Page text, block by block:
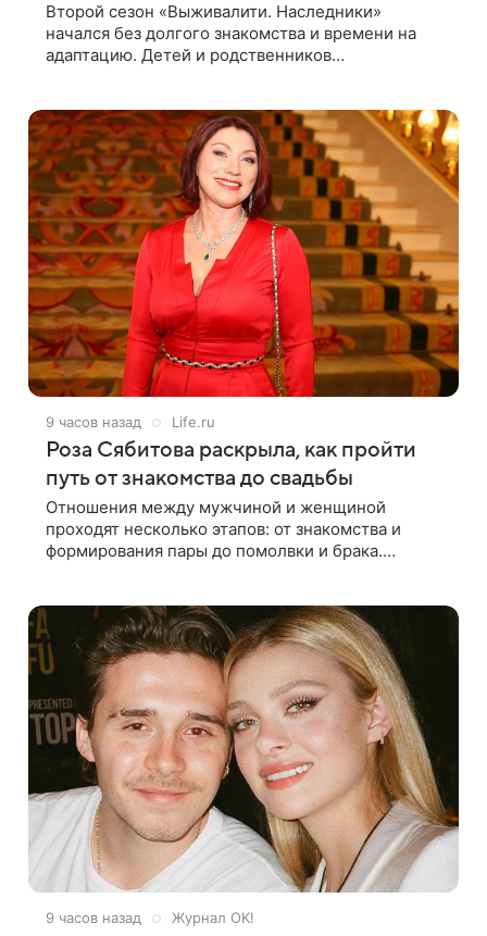
Второй сезон «Выживалити. Наследники»
начался без долгого знакомства и времени на
адаптацию. Детей и родственников
9 часов назад Life.ru
Роза Сябитова раскрыла, как пройти
путь от знакомства до свадьбы
Отношения между мужчиной и женщиной
проходят несколько этапов: от знакомства и
формирования пары до помолвки и брака.
9 часов назад Журнал OK!